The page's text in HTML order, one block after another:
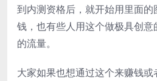
到内测资格后，就开始用里面
钱，也有些人用这个做极具创
的流量。
大家如果也想通过这个来赚钱